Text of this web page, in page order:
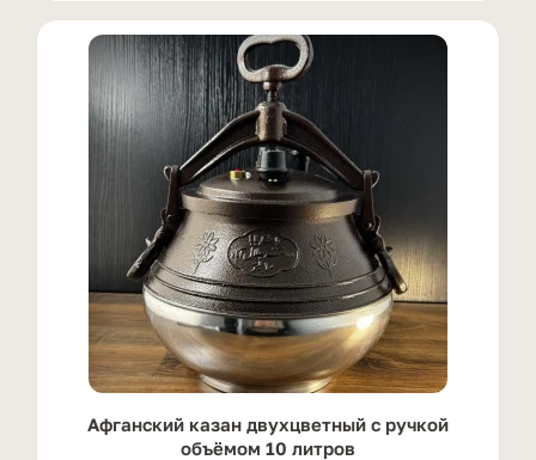
Афганский казан двухцветный с ручкой
oбъёмом 10 литров